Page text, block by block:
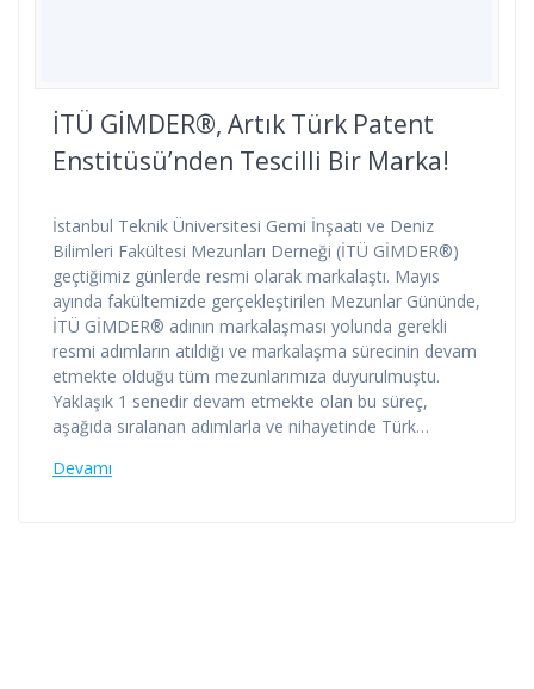
İTÜ GİMDER®, Artık Türk Patent
Enstitüsü’nden Tescilli Bir Marka!
İstanbul Teknik Üniversitesi Gemi İnşaatı ve Deniz
Bilimleri Fakültesi Mezunları Derneği (İTÜ GİMDER®)
geçtiğimiz günlerde resmi olarak markalaştı. Mayıs
ayında fakültemizde gerçekleştirilen Mezunlar Gününde,
İTÜ GİMDER® adının markalaşması yolunda gerekli
resmi adımların atıldığı ve markalaşma sürecinin devam
etmekte olduğu tüm mezunlarımıza duyurulmuştu.
Yaklaşık 1 senedir devam etmekte olan bu süreç,
aşağıda sıralanan adımlarla ve nihayetinde Türk…
Devamı